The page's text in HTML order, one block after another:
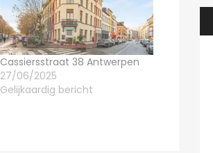
Cassiersstraat 38 Antwerpen
27/06/2025
Gelijkaardig bericht